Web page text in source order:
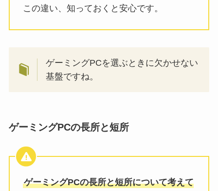
この違い、知っておくと安心です。
ゲーミングPCを選ぶときに欠かせない
基盤ですね。
ゲーミングPCの長所と短所
ゲーミングPCの長所と短所について考えて